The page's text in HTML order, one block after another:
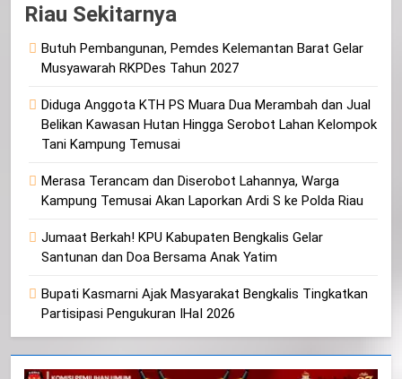
Riau Sekitarnya
Butuh Pembangunan, Pemdes Kelemantan Barat Gelar
Musyawarah RKPDes Tahun 2027
Diduga Anggota KTH PS Muara Dua Merambah dan Jual
Belikan Kawasan Hutan Hingga Serobot Lahan Kelompok
Tani Kampung Temusai
Merasa Terancam dan Diserobot Lahannya, Warga
Kampung Temusai Akan Laporkan Ardi S ke Polda Riau
Jumaat Berkah! KPU Kabupaten Bengkalis Gelar
Santunan dan Doa Bersama Anak Yatim
Bupati Kasmarni Ajak Masyarakat Bengkalis Tingkatkan
Partisipasi Pengukuran IHaI 2026